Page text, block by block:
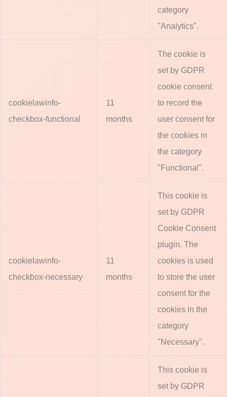
category
"Analytics".
cookielawinfo-
checkbox-functional
11
months
The cookie is
set by GDPR
cookie consent
to record the
user consent for
the cookies in
the category
"Functional".
cookielawinfo-
checkbox-necessary
11
months
This cookie is
set by GDPR
Cookie Consent
plugin. The
cookies is used
to store the user
consent for the
cookies in the
category
"Necessary".
This cookie is
set by GDPR